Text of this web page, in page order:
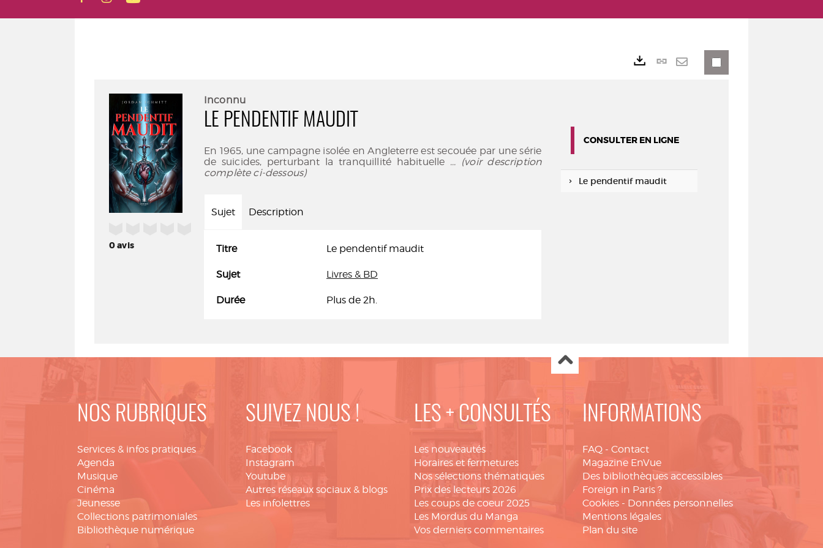
0avis
Inconnu
LE PENDENTIF MAUDIT
En 1965, une campagne isolée en Angleterre est secouée par une série
de suicides, perturbant la tranquillité habituelle ... (voir description
complète ci-dessous)
Sujet Description
Titre Le pendentif maudit
Sujet Livres & BD
Durée Plus de 2h.
Lien
CONSULTER EN LIGNE
Le pendentif maudit
NOS RUBRIQUES
Services & infos pratiques
Agenda
Musique
Cinéma
Jeunesse
Collections patrimoniales
Bibliothèque numérique
SUIVEZ NOUS !
Facebook
Instagram
Youtube
Autres réseaux sociaux & blogs
Les infolettres
LES + CONSULTÉS
Les nouveautés
Horaires et fermetures
Nos sélections thématiques
Prix des lecteurs 2026
Les coups de coeur 2025
Les Mordus du Manga
Vos derniers commentaires
INFORMATIONS
FAQ - Contact
Magazine EnVue
Des bibliothèques accessibles
Foreign in Paris ?
Cookies - Données personnelles
Mentions légales
Plan du site